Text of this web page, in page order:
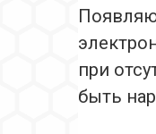
при
быть